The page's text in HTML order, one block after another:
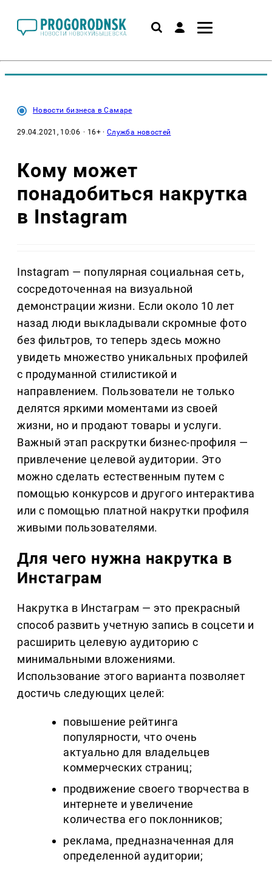
Новости бизнеса в Самаре
29.04.2021, 10:06 · 16+ ·Служба новостей
Кому может
понадобиться накрутка
в Instagram
Instagram — популярная социальная сеть,
сосредоточенная на визуальной
демонстрации жизни. Если около 10 лет
назад люди выкладывали скромные фото
без фильтров, то теперь здесь можно
увидеть множество уникальных профилей
с продуманной стилистикой и
направлением. Пользователи не только
делятся яркими моментами из своей
жизни, но и продают товары и услуги.
Важный этап раскрутки бизнес-профиля —
привлечение целевой аудитории. Это
можно сделать естественным путем с
помощью конкурсов и другого интерактива
или с помощью платной накрутки профиля
живыми пользователями.
Для чего нужна накрутка в
Инстаграм
Накрутка в Инстаграм — это прекрасный
способ развить учетную запись в соцсети и
расширить целевую аудиторию с
минимальными вложениями.
Использование этого варианта позволяет
достичь следующих целей:
повышение рейтинга
популярности, что очень
актуально для владельцев
коммерческих страниц;
продвижение своего творчества в
интернете и увеличение
количества его поклонников;
реклама, предназначенная для
определенной аудитории;